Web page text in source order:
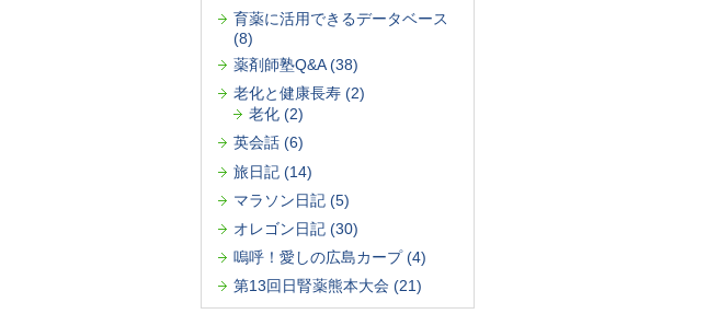
育薬に活用できるデータベース
(8)
薬剤師塾Q&A (38)
老化と健康長寿 (2)
老化 (2)
英会話 (6)
旅日記 (14)
マラソン日記 (5)
オレゴン日記 (30)
嗚呼！愛しの広島カープ (4)
第13回日腎薬熊本大会 (21)